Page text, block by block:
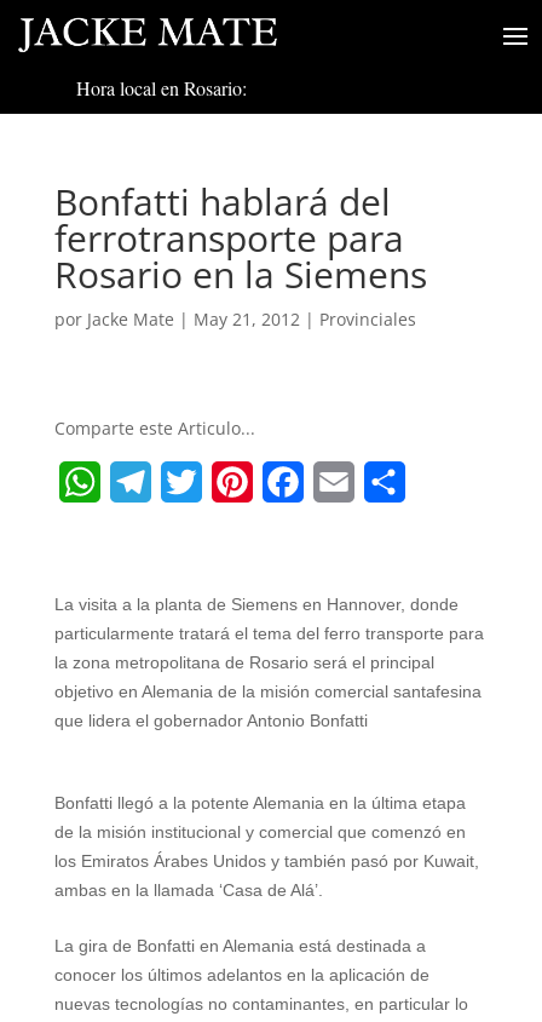
Hora local en Rosario:
Bonfatti hablará del
ferrotransporte para
Rosario en la Siemens
por Jacke Mate | May 21, 2012| Provinciales
Comparte este Articulo...
W
t
s
A
p
e
g
r
a
t
t
e
r
t
e
r
e
t
e
b
o
o
i
l
r
e
La visita a la planta de Siemens en Hannover, donde
particularmente tratará el tema del ferro transporte para
la zona metropolitana de Rosario será el principal
objetivo en Alemania de la misión comercial santafesina
que lidera el gobernador Antonio Bonfatti
Bonfatti llegó a la potente Alemania en la última etapa
de la misión institucional y comercial que comenzó en
los Emiratos Árabes Unidos y también pasó por Kuwait,
ambas en la llamada ‘Casa de Alá’.
La gira de Bonfatti en Alemania está destinada a
conocer los últimos adelantos en la aplicación de
nuevas tecnologías no contaminantes, en particular lo